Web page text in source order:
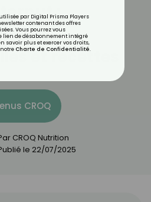
:
et recettes
CROQ
CROQ Nutrition
le 22/07/2025
par Digital Prisma Players
contenant des offres
Vous pourrez vous
de désabonnement intégré
savoir plus et exercer vos droits,
Charte de Confidentialité.